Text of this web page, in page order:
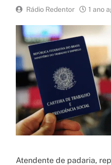
Rádio Redentor 1 ano
Atendente de padaria,